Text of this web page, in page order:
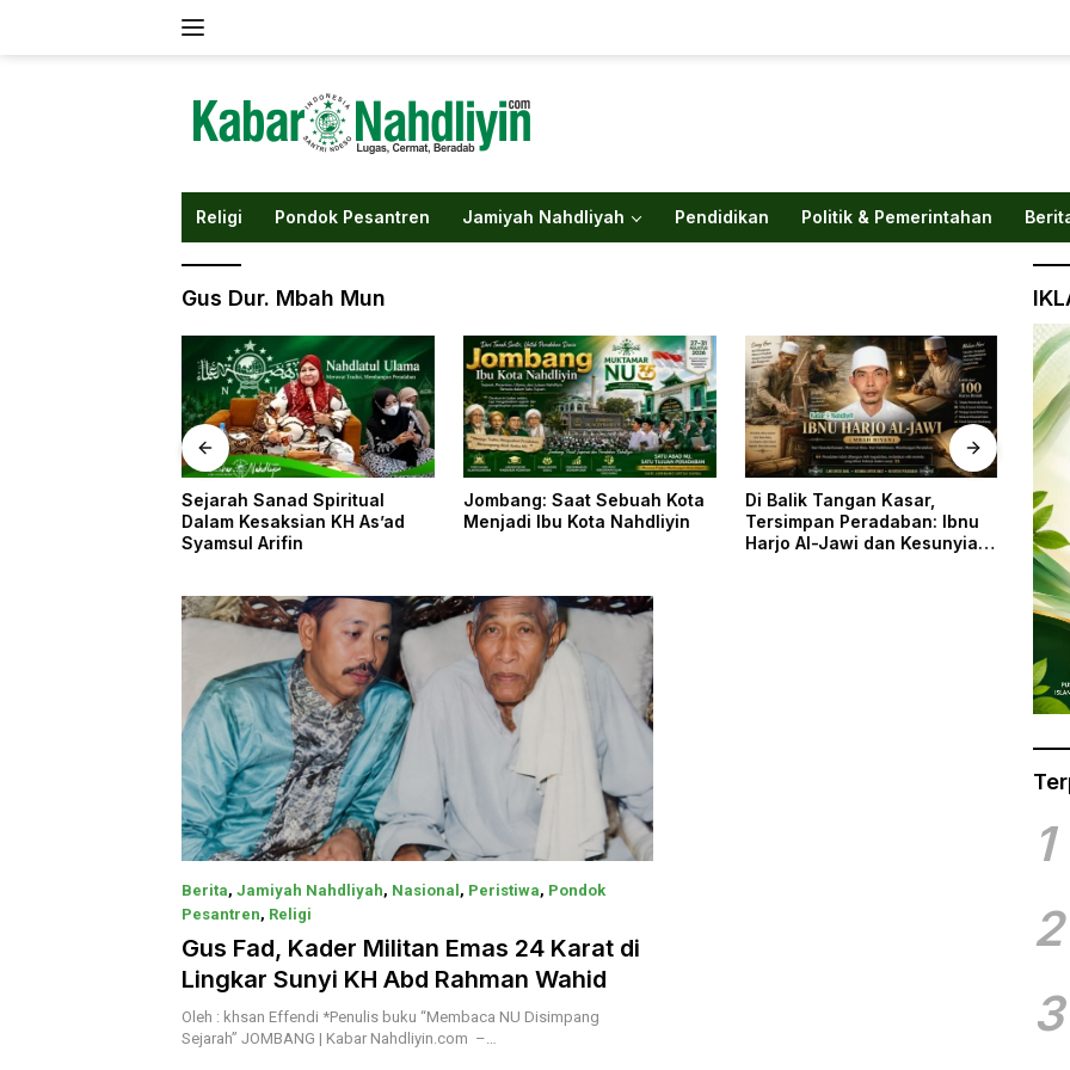
Religi Pondok Pesantren Jamiyah Nahdliyah Pendidikan Politik & Pemerintahan
Gus Dur. Mbah Mun
Jombang: Saat Sebuah Kota
Menjadi Ibu Kota Nahdliyin
Di Balik Tangan Kasar,
Tersimpan Peradaban: Ibnu
Di Balik Tangan Kasar,
Tersimpan Peradaban: Ibnu
Harjo Al-Jawi dan Kesunyian
Berita, Jamiyah Nahdliyah, Nasional , Peristiwa, Pondok
Pesantren, Religi
10 Mei 2026
Gus Fad, Kader Militan Emas 24 Karat di
Lingkar Sunyi KH Abd Rahman Wahid
Oleh : khsan Effendi *Penulis buku “Membaca NU Disimpang
Sejarah” JOMBANG | Kabar Nahdliyin.com –…
1
2
3